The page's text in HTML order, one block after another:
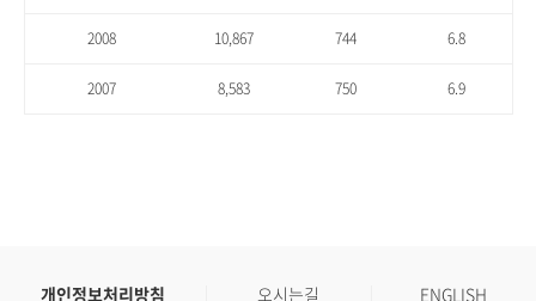
2008 10,867 744 6.8
2007 8,583 750 6.9
개인정보처리방침 오시는길 ENGLISH